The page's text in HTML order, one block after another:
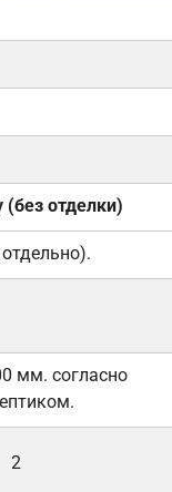
(без отделки)
мм. согласно
2